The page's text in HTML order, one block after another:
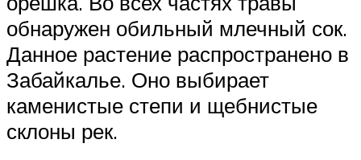
обнаружен обильный млечный сок.
Данное растение распространено в
Забайкалье. Оно выбирает
каменистые степи и щебнистые
склоны рек.